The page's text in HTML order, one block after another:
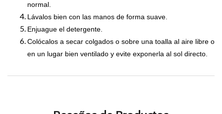
normal.
Lávalos bien con las manos de forma suave.
Enjuague el detergente.
Colócalos a secar colgados o sobre una toalla al aire libre o
en un lugar bien ventilado y evite exponerla al sol directo.